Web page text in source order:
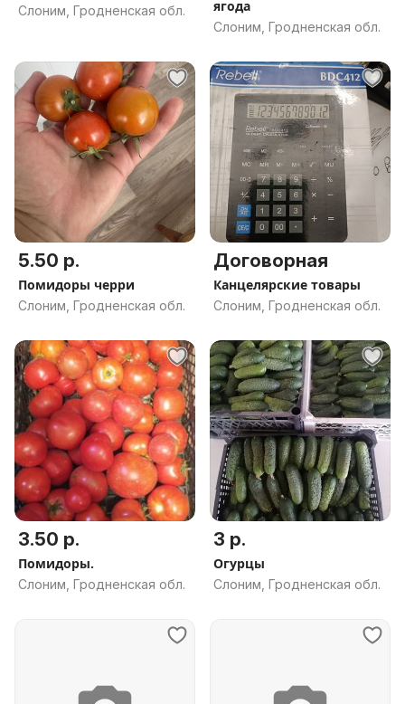
Слоним, Гродненская обл. ягода
Слоним, Гродненская обл.
5.50 р.
Помидоры черри
Слоним, Гродненская обл.
Договорная
Канцелярские товары
Слоним, Гродненская обл.
3.50 р.
Помидоры.
Слоним, Гродненская обл.
3 р.
Огурцы
Слоним, Гродненская обл.